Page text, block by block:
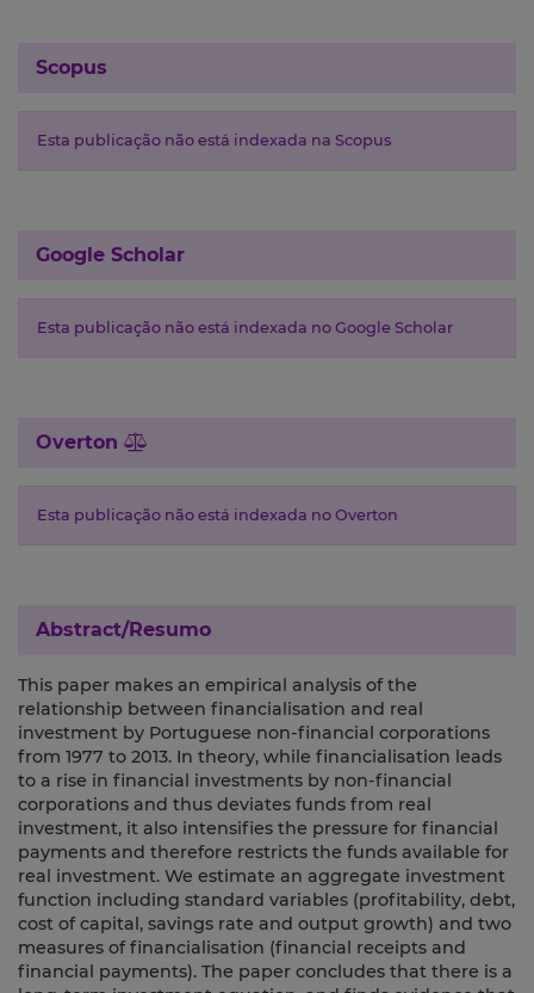
Scopus
Esta publicação não está indexada na Scopus
Google Scholar
Esta publicação não está indexada no Google Scholar
Overton
Esta publicação não está indexada no Overton
Abstract/Resumo
This paper makes an empirical analysis of the
relationship between financialisation and real
investment by Portuguese non-financial corporations
from 1977 to 2013. In theory, while financialisation leads
to a rise in financial investments by non-financial
corporations and thus deviates funds from real
investment, it also intensifies the pressure for financial
payments and therefore restricts the funds available for
real investment. We estimate an aggregate investment
function including standard variables (profitability, debt,
cost of capital, savings rate and output growth) and two
measures of financialisation (financial receipts and
financial payments). The paper concludes that there is a